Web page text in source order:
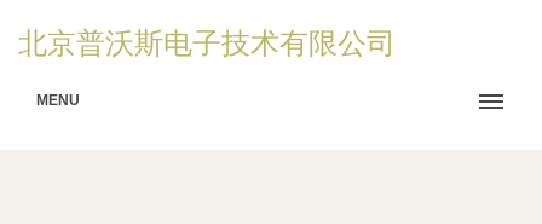
北京普沃斯电子技术有限公司
MENU